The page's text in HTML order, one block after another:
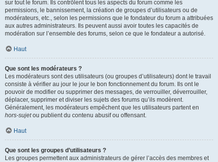
sur tout le forum. Ils contrôlent tous les aspects du forum comme les
permissions, le bannissement, la création de groupes d’utilisateurs ou de
modérateurs, etc., selon les permissions que le fondateur du forum a attribuées
aux autres administrateurs. Ils peuvent aussi avoir toutes les capacités de
modération sur l’ensemble des forums, selon ce que le fondateur a autorisé.
Haut
Que sont les modérateurs ?
Les modérateurs sont des utilisateurs (ou groupes d’utilisateurs) dont le travail
consiste à vérifier au jour le jour le bon fonctionnement du forum. Ils ont le
pouvoir de modifier ou supprimer des messages, de verrouiller, déverrouiller,
déplacer, supprimer et diviser les sujets des forums qu’ils modèrent.
Généralement, les modérateurs empêchent que les utilisateurs partent en
hors-sujetou publient du contenu abusif ou offensant.
Haut
Que sont les groupes d’utilisateurs ?
Les groupes permettent aux administrateurs de gérer l’accès des membres et